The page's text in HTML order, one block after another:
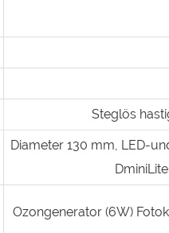
Steglös
Diameter 130 mm, LED-
Ozongenerator (6W)